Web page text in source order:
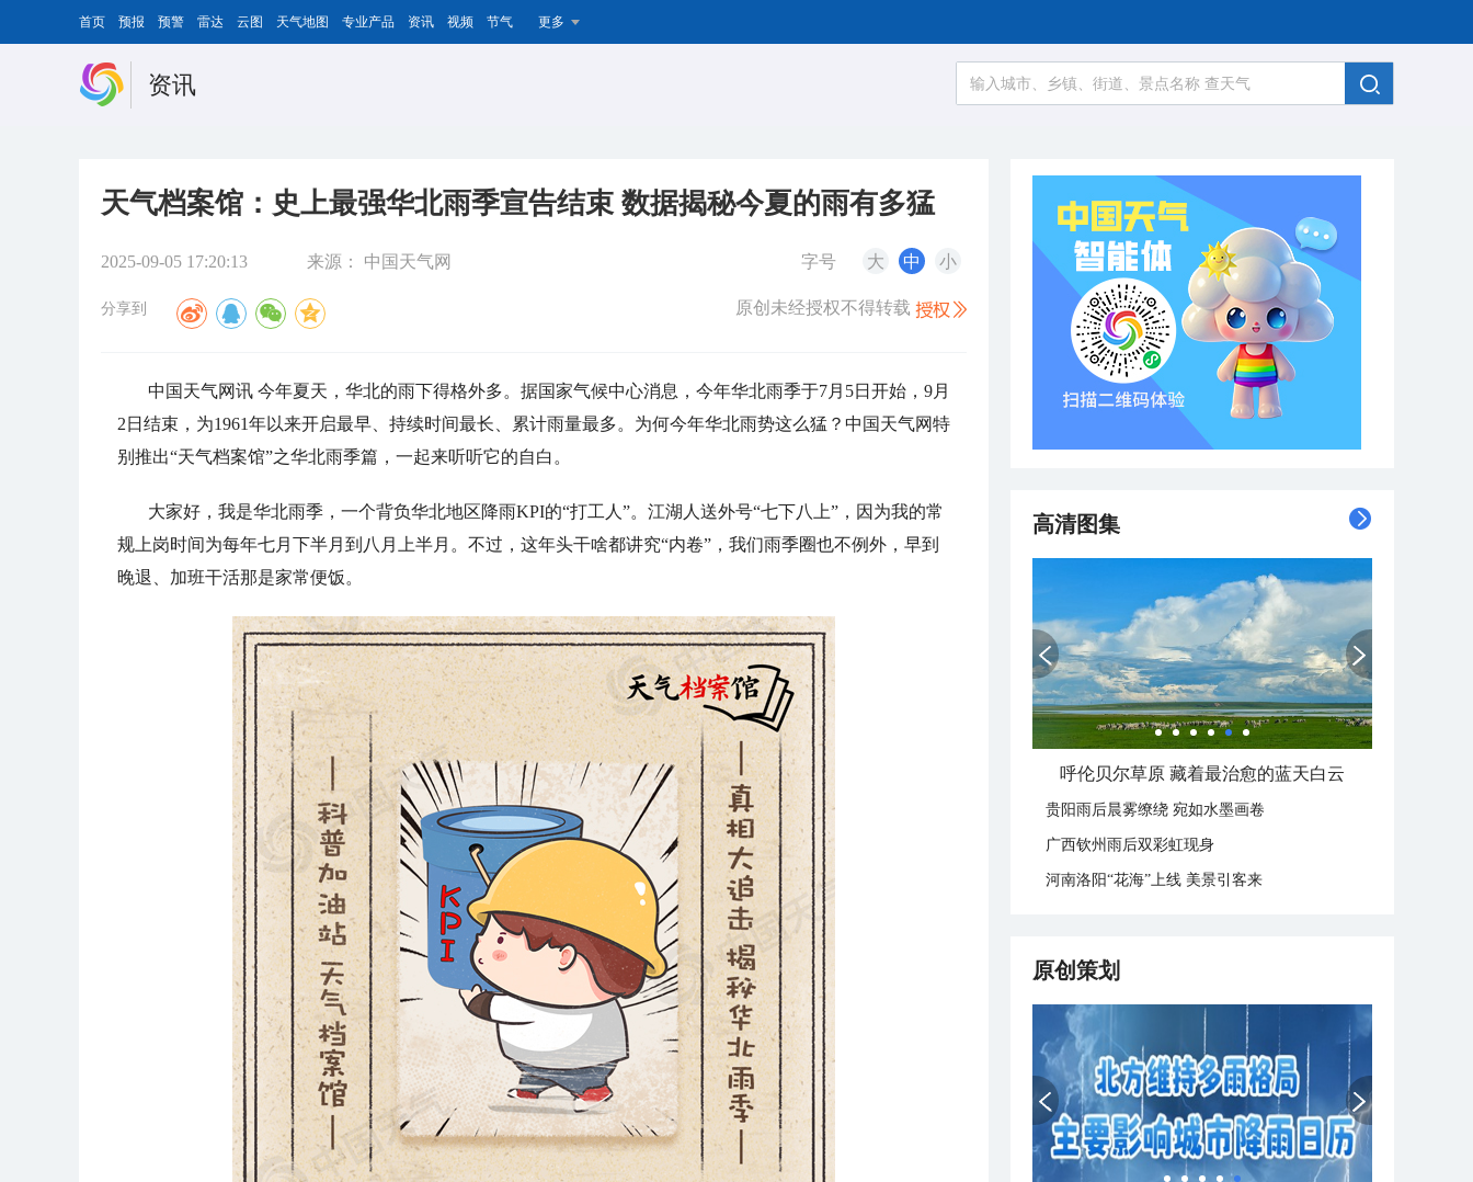
首页 预报 预警 雷达 云图 天气地图 专业产品 资讯 视频 节气 更多
资讯
天气档案馆：史上最强华北雨季宣告结束 数据揭秘今夏的雨有多猛
2025-09-05 17:20:13 来源： 中国天气网 字号 大 中 小
分享到 原创未经授权不得转载
中国天气网讯 今年夏天，华北的雨下得格外多。据国家气候中心消息，今年华北雨季于7月5日开始，9月
2日结束，为1961年以来开启最早、持续时间最长 、累计雨量最多。为何今年华北雨势这么猛？中国天气网特
别推出“天气档案馆”之华北雨季篇，一起来听听它的自白。
大家好，我是华北雨季，一个背负华北地区降雨KPI的“打工人”。江湖人送外号“七下八上”，因为我的常
规上岗时间为每年七月下半月到八月上半月。不过，这年头干啥都讲究“内卷”，我们雨季圈也不例外，早到
晚退、加班干活那是家常便饭。
高清图集
一组图感受水中消暑快乐瞬间
贵阳雨后晨雾缭绕 宛如水墨画卷
广西钦州雨后双彩虹现身
河南洛阳“花海”上线 美景引客来
原创策划